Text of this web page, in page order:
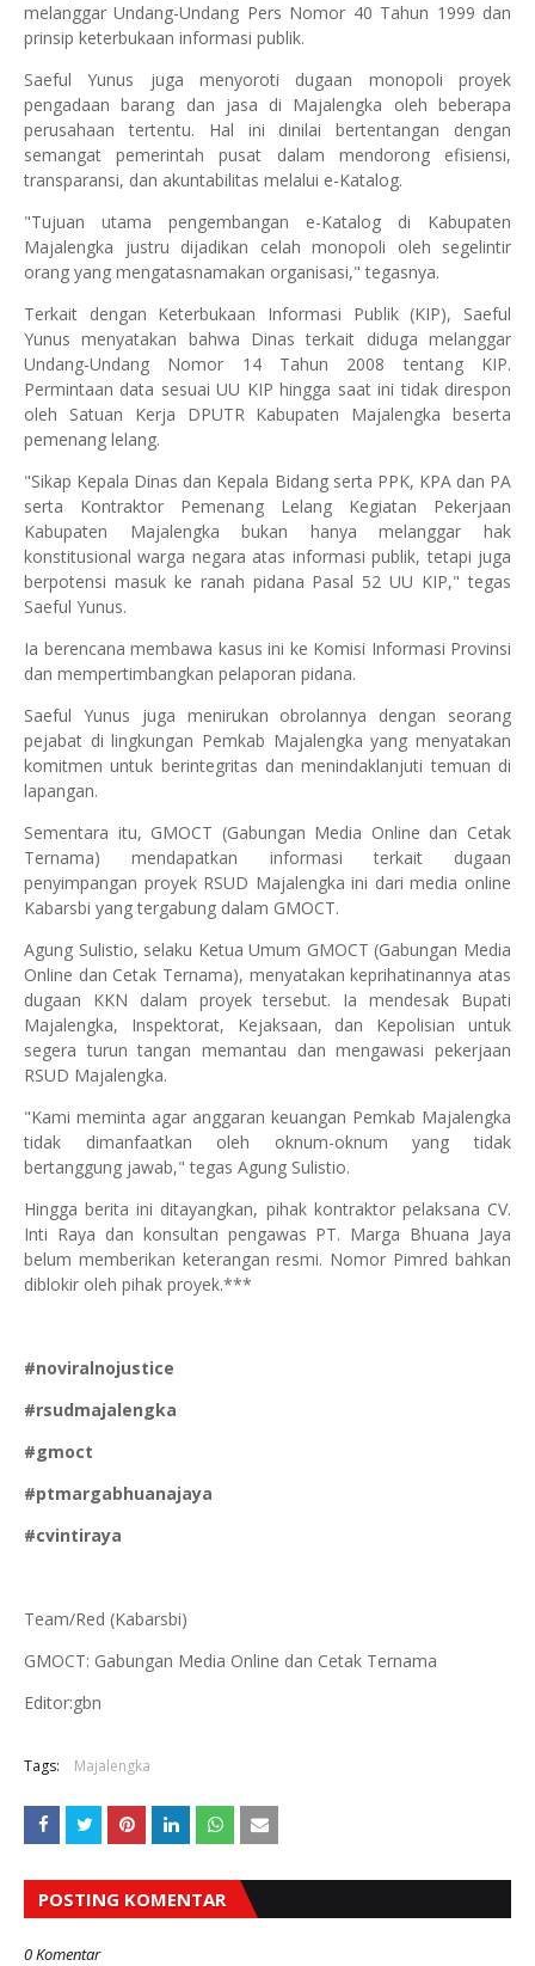
melanggar Undang-Undang Pers Nomor 40 Tahun 1999 dan
prinsip keterbukaan informasi publik.
Saeful Yunus juga menyoroti dugaan monopoli proyek
pengadaan barang dan jasa di Majalengka oleh beberapa
perusahaan tertentu. Hal ini dinilai bertentangan dengan
semangat pemerintah pusat dalam mendorong efisiensi,
transparansi, dan akuntabilitas melalui e-Katalog.
"Tujuan utama pengembangan e-Katalog di Kabupaten
Majalengka justru dijadikan celah monopoli oleh segelintir
orang yang mengatasnamakan organisasi," tegasnya.
Terkait dengan Keterbukaan Informasi Publik (KIP), Saeful
Yunus menyatakan bahwa Dinas terkait diduga melanggar
Undang-Undang Nomor 14 Tahun 2008 tentang KIP.
Permintaan data sesuai UU KIP hingga saat ini tidak direspon
oleh Satuan Kerja DPUTR Kabupaten Majalengka beserta
pemenang lelang.
"Sikap Kepala Dinas dan Kepala Bidang serta PPK, KPA dan PA
serta Kontraktor Pemenang Lelang Kegiatan Pekerjaan
Kabupaten Majalengka bukan hanya melanggar hak
konstitusional warga negara atas informasi publik, tetapi juga
berpotensi masuk ke ranah pidana Pasal 52 UU KIP," tegas
Saeful Yunus.
Ia berencana membawa kasus ini ke Komisi Informasi Provinsi
dan mempertimbangkan pelaporan pidana.
Saeful Yunus juga menirukan obrolannya dengan seorang
pejabat di lingkungan Pemkab Majalengka yang menyatakan
komitmen untuk berintegritas dan menindaklanjuti temuan di
lapangan.
Sementara itu, GMOCT (Gabungan Media Online dan Cetak
Ternama) mendapatkan informasi terkait dugaan
penyimpangan proyek RSUD Majalengka ini dari media online
Kabarsbi yang tergabung dalam GMOCT.
Agung Sulistio, selaku Ketua Umum GMOCT (Gabungan Media
Online dan Cetak Ternama), menyatakan keprihatinannya atas
dugaan KKN dalam proyek tersebut. Ia mendesak Bupati
Majalengka, Inspektorat, Kejaksaan, dan Kepolisian untuk
segera turun tangan memantau dan mengawasi pekerjaan
RSUD Majalengka.
"Kami meminta agar anggaran keuangan Pemkab Majalengka
tidak dimanfaatkan oleh oknum-oknum yang tidak
bertanggung jawab," tegas Agung Sulistio.
Hingga berita ini ditayangkan, pihak kontraktor pelaksana CV.
Inti Raya dan konsultan pengawas PT. Marga Bhuana Jaya
belum memberikan keterangan resmi. Nomor Pimred bahkan
diblokir oleh pihak proyek.***
#noviralnojustice
#rsudmajalengka
#gmoct
#ptmargabhuanajaya
#cvintiraya
Team/Red (Kabarsbi)
GMOCT: Gabungan Media Online dan Cetak Ternama
Editor:gbn
Tags: Majalengka
POSTING KOMENTAR
0 Komentar